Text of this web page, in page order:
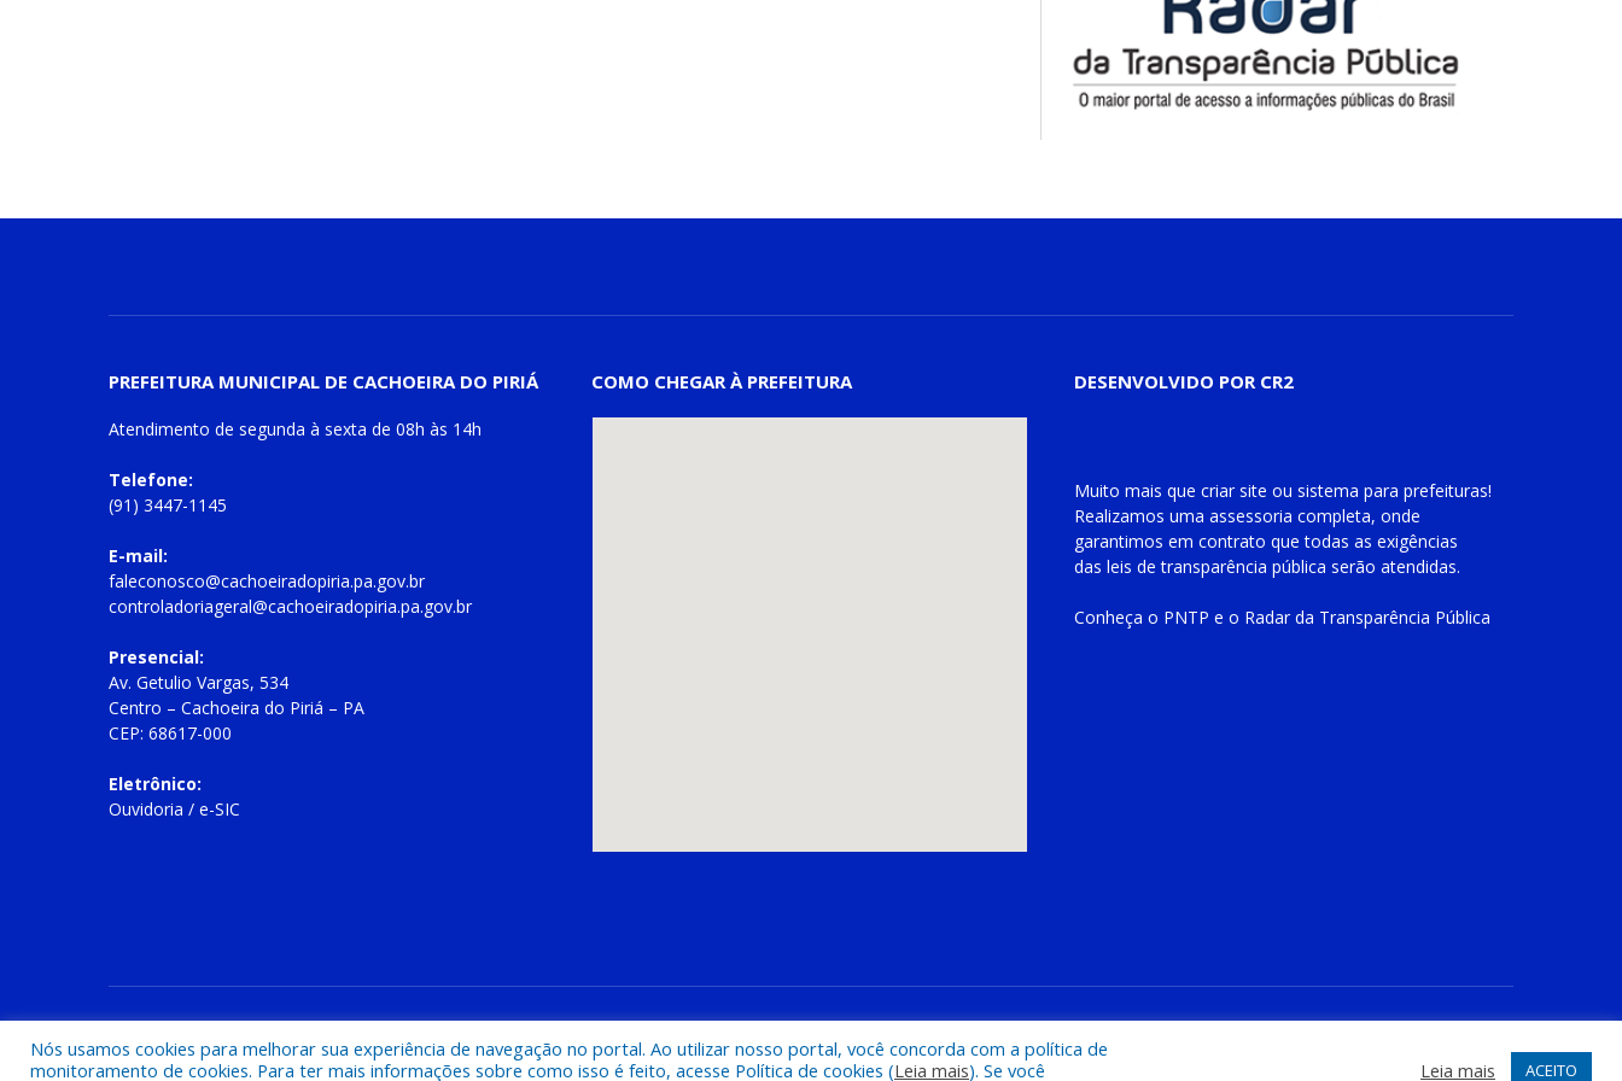
PREFEITURA MUNICIPAL DE CACHOEIRA DO PIRIÁ
Atendimento de segunda à sexta de 08h às 14h
Telefone:
(91) 3447-1145
E-mail:
faleconosco@cachoeiradopiria.pa.gov.br
controladoriageral@cachoeiradopiria.pa.gov.br
Presencial:
Av. Getulio Vargas, 534
Centro – Cachoeira do Piriá – PA
CEP: 68617-000
Eletrônico:
Ouvidoria / e-SIC
COMO CHEGAR À PREFEITURA DESENVOLVIDO POR CR2
Muito mais que criar site ou sistema para prefeituras!
Realizamos uma assessoria completa, onde
garantimos em contrato que todas as exigências
das leis de transparência pública serão atendidas.
Conheça o PNTP e o Radar da Transparência Pública
Nós usamos cookies para melhorar sua experiência de navegação no portal. Ao utilizar nosso portal, você concorda com a política de
monitoramento de cookies. Para ter mais informações sobre como isso é feito, acesse Política de cookies (Leia mais). Se você
Leia mais ACEITO